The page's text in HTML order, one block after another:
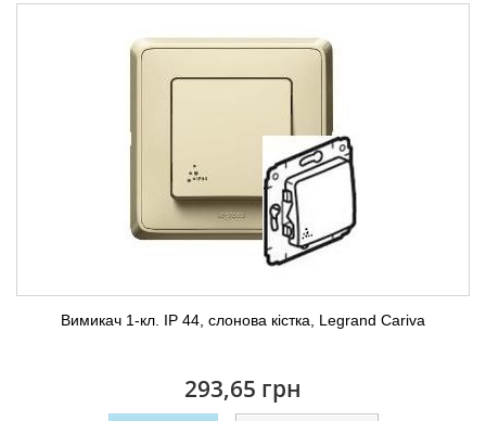
Вимикач 1-кл. ІР 44, слонова кістка, Legrand Cariva
293,65 грн